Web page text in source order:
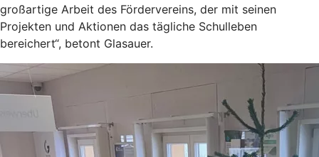
großartige Arbeit des Fördervereins, der mit seinen
Projekten und Aktionen das tägliche Schulleben
bereichert“, betont Glasauer.